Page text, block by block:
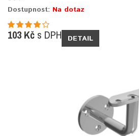
Dostupnost: Na dotaz
103 Kč s DPH DETAIL